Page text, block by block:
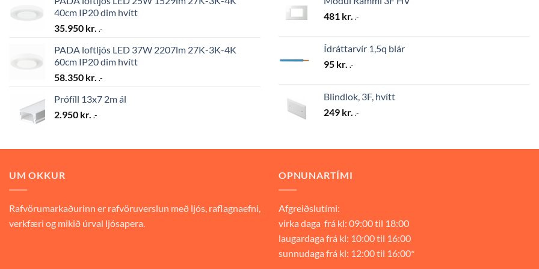
40cm IP20 dim hvítt
35.950 kr. .-
PADA loftljós LED 37W 2207lm 27K-3K-4K
60cm IP20 dim hvítt
58.350 kr. .-
Prófíll 13x7 2m ál
2.950 kr. .-
481 kr. .-
Ídráttarvír 1,5q blár
95 kr. .-
Blindlok, 3F, hvítt
249 kr. .-
UM OKKUR
Rafvörumarkaðurinn er rafvöruverslun með ljós, raflagnaefni,
verkfæri og mikið úrval ljósapera.
OPNUNARTÍMI
Afgreiðslutími:
virka daga frá kl: 09:00 til 18:00
laugardaga frá kl: 10:00 til 16:00
sunnudaga frá kl: 12:00 til 16:00*